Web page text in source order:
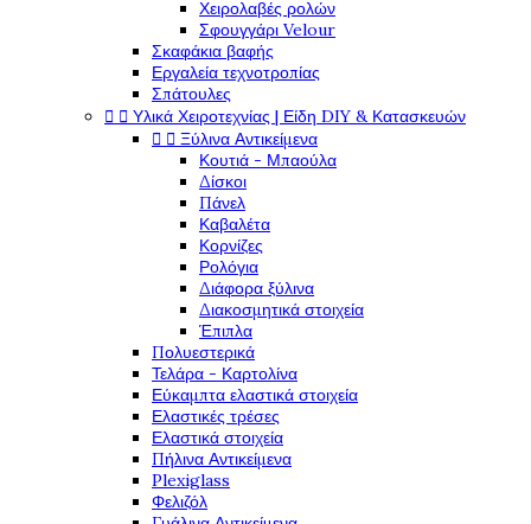
Χειρολαβές ρολών
Σφουγγάρι Velour
Σκαφάκια βαφής
Εργαλεία τεχνοτροπίας
Σπάτουλες
  Υλικά Χειροτεχνίας | Είδη DIY & Κατασκευών
  Ξύλινα Αντικείμενα
Κουτιά - Μπαούλα
Δίσκοι
Πάνελ
Καβαλέτα
Κορνίζες
Ρολόγια
Διάφορα ξύλινα
Διακοσμητικά στοιχεία
Έπιπλα
Πολυεστερικά
Τελάρα - Καρτολίνα
Εύκαμπτα ελαστικά στοιχεία
Ελαστικές τρέσες
Ελαστικά στοιχεία
Πήλινα Αντικείμενα
Plexiglass
Φελιζόλ